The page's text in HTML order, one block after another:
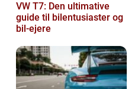
VW T7: Den ultimative
guide til bilentusiaster og
bil-ejere